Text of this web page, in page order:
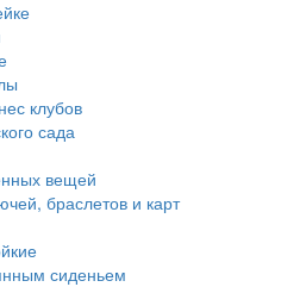
клубов
сада
вещей
браслетов и карт
сиденьем